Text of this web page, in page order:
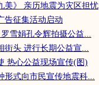
美》 亲历地震为灾区担忧
告征集活动启动
雪娟孔令辉拍摄公益...
头 进行长期公益宣...
热心公益现场宣传(图)
式向市民宣传地震科...